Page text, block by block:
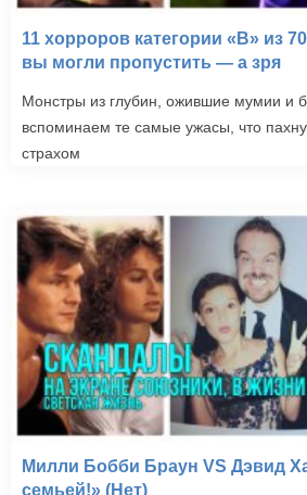
11 хорроров категории «B» из
вы могли пропустить — а зря
Монстры из глубин, ожившие мумии и
вспоминаем те самые ужасы, что
страхом
Милли Бобби Браун VS Дэвид
семьей!» (Нет)